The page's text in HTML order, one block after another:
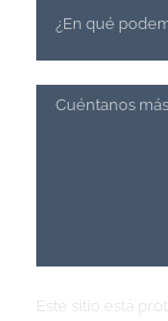
Este sitio está